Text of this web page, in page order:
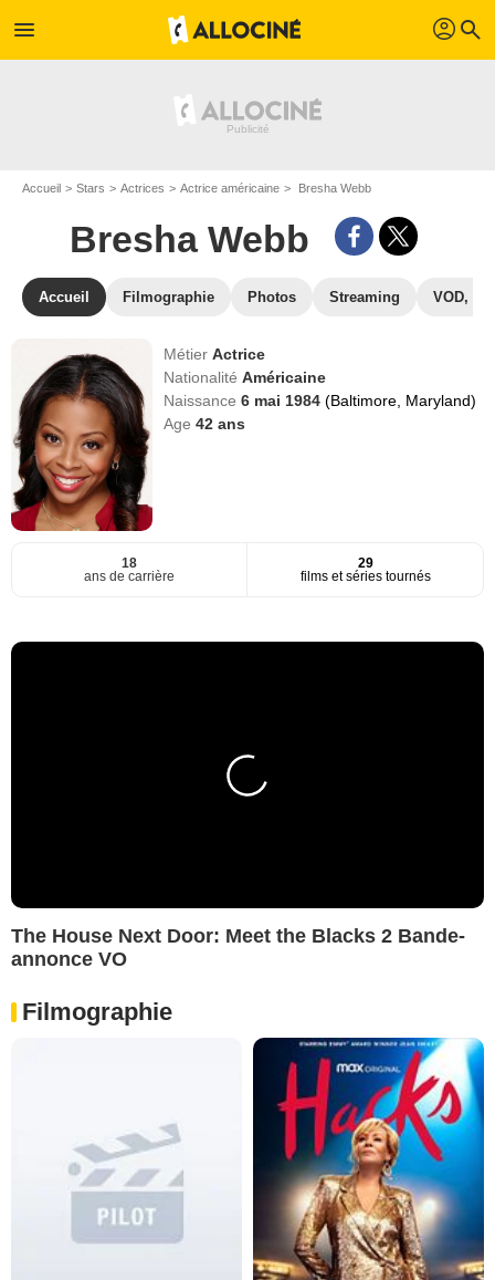
menu profil search
Accueil Stars Actrices Actrice américaine Bresha Webb
Bresha Webb
Accueil Filmographie Photos Streaming VOD,
MétierActrice
NationalitéAméricaine
Naissance6 mai 1984(Baltimore, Maryland)
Age42 ans
18
ans de carrière
29
films et séries tournés
The House Next Door: Meet the Blacks 2 Bande-
annonce VO
Filmographie